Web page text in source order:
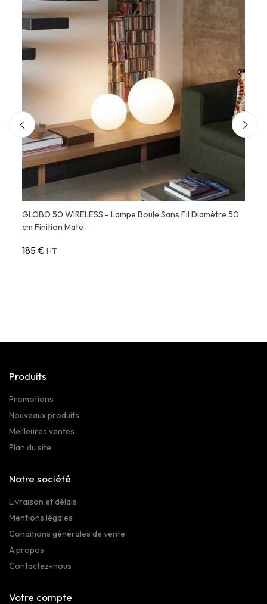
GLOBO 50 WIRELESS - Lampe Boule Sans Fil Diamètre 50
cm Finition Mate
185 € HT
Produits
Promotions
Nouveaux produits
Meilleures ventes
Plan du site
Notre société
Livraison et délais
Mentions légales
Conditions générales de vente
A propos
Contactez-nous
Votre compte